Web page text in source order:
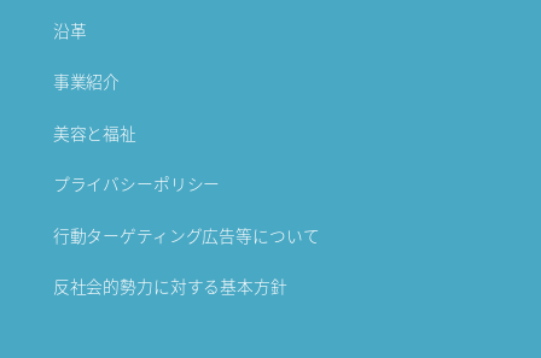
沿革
事業紹介
美容と福祉
プライバシーポリシー
行動ターゲティング広告等について
反社会的勢力に対する基本方針